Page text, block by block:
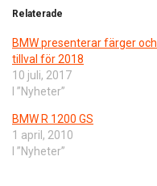
Relaterade
BMW presenterar färger och
tillval för 2018
10 juli, 2017
I ”Nyheter”
BMW R 1200 GS
1 april, 2010
I ”Nyheter”